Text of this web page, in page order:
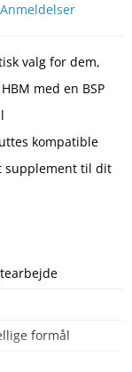
Anmeldelser
valg for dem,
med en BSP
kompatible
supplement til dit
formål